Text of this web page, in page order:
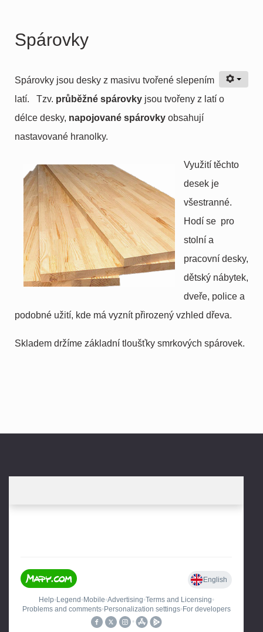
Spárovky
Spárovky jsou desky z masivu tvořené slepením
latí. Tzv. průběžné spárovky jsou tvořeny z latí o
délce desky, napojované spárovky obsahují
nastavované hranolky.
Využití těchto
desek je
všestranné.
Hodí se pro
stolní a
pracovní desky,
dětský nábytek,
dveře, police a
podobné užití, kde má vyznít přirozený vzhled dřeva.
Skladem držíme základní tloušťky smrkových spárovek.